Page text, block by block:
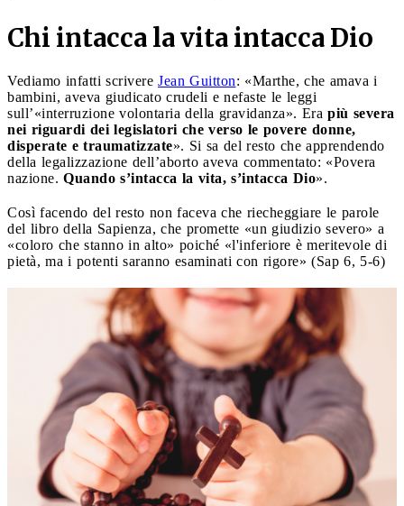
Chi intacca la vita intacca Dio
Vediamo infatti scrivere Jean Guitton: «Marthe, che amava i
bambini, aveva giudicato crudeli e nefaste le leggi
sull’«interruzione volontaria della gravidanza». Era più severa
nei riguardi dei legislatori che verso le povere donne,
disperate e traumatizzate». Si sa del resto che apprendendo
della legalizzazione dell’aborto aveva commentato: «Povera
nazione. Quando s’intacca la vita, s’intacca Dio».
Così facendo del resto non faceva che riecheggiare le parole
del libro della Sapienza, che promette «un giudizio severo» a
«coloro che stanno in alto» poiché «l'inferiore è meritevole di
pietà, ma i potenti saranno esaminati con rigore» (Sap 6, 5-6)